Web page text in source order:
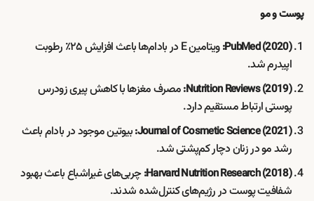
پوست و مو
PubMed (2020):
ویتامین E در بادام‌ها باعث افزایش ۲۵٪ رطوبت
اپیدرم شد.
Nutrition Reviews (2019): مصرف مغزها با کاهش پیری زودرس
پوستی ارتباط مستقیم دارد.
Journal of Cosmetic Science (2021): بیوتین موجود در بادام باعث
رشد مو در زنان دچار کم‌پشتی شد.
Harvard Nutrition Research (2018): چربی‌های غیراشباع باعث بهبود
شفافیت پوست در رژیم‌های کنترل‌شده شدند.